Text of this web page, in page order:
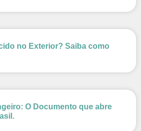
no Exterior? Saiba como
O Documento que abre